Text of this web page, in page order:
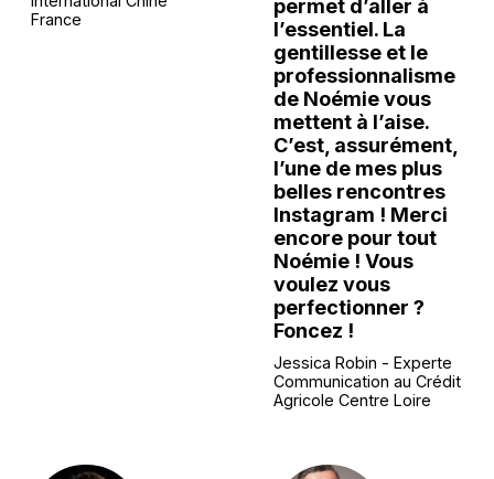
France
permet d’aller à
l’essentiel. La
gentillesse et le
professionnalisme
de Noémie vous
mettent à l’aise.
C’est, assurément,
l’une de mes plus
belles rencontres
Instagram ! Merci
encore pour tout
Noémie ! Vous
voulez vous
perfectionner ?
Foncez !
Jessica Robin - Experte
Communication au Crédit
Agricole Centre Loire